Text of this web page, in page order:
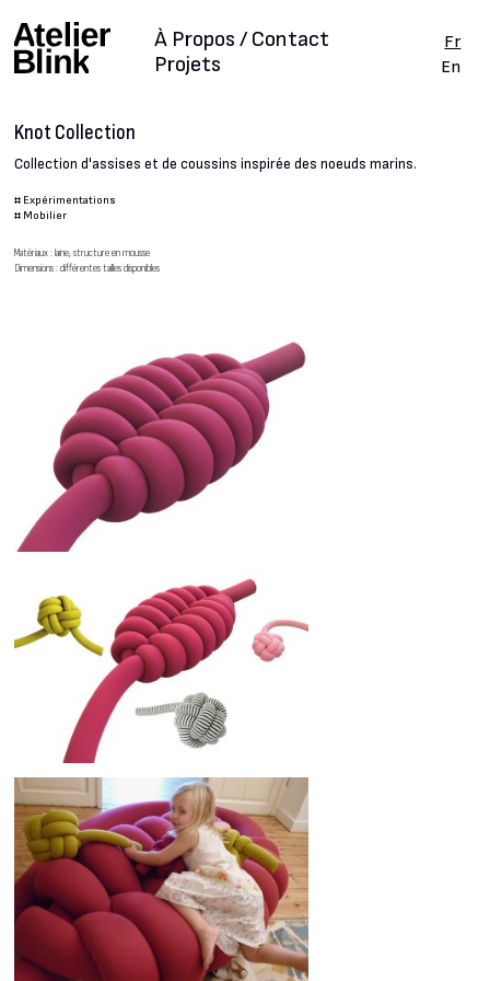
Projets
À Propos / Contact
Fr
En
Knot Collection
Collection d'assises et de coussins inspirée des noeuds marins.
# Expérimentations
# Mobilier
Matériaux : laine, structure en mousse
Dimensions : différentes tailles disponibles